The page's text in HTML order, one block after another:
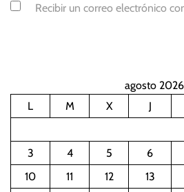
Recibir un correo electrónico
agosto 2026
L
M X J
3
4 5 6
10
11 12 13